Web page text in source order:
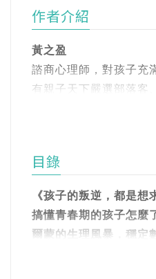
最貼近家庭與校園現場
手機黏著 ‧人際糾結 ‧情
你家的孩子也是這樣嗎
／你我正處在一個孩子
校園與輔導經驗豐富的
這一代爸媽的煩惱：
想靠近孩子又怕誤踩地
閉口卻只會聊功課成績
作者介紹
黃之盈
諮商心理師，對孩子充
有親子天下嚴選部落客
師、媽咪拜駐站作家
中心、學校單位、財團
坊帶領人的經驗，多次
職講座、企業壓力調
目錄
《孩子的叛逆，都是
搞懂青春期的孩子怎麼
爾蒙的生理風暴，穩定